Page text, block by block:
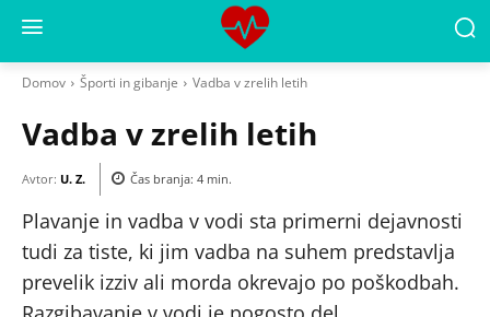
Domov Športi in gibanje Vadba v zrelih letih
Vadba v zrelih letih
Avtor: U. Z. Čas branja: 4 min.
Plavanje in vadba v vodi sta primerni dejavnosti
tudi za tiste, ki jim vadba na suhem predstavlja
prevelik izziv ali morda okrevajo po poškodbah.